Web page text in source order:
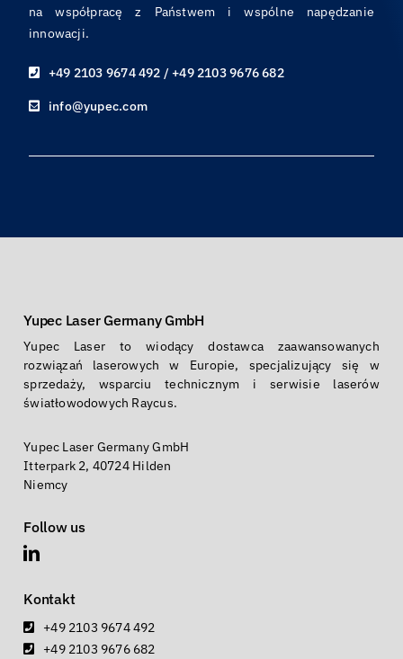
na współpracę z Państwem i wspólne napędzanie
innowacji.
+49 2103 9674 492 / +49 2103 9676 682
info@yupec.com
Yupec Laser Germany GmbH
Yupec Laser to wiodący dostawca zaawansowanych
rozwiązań laserowych w Europie, specjalizujący się w
sprzedaży, wsparciu technicznym i serwisie laserów
światłowodowych Raycus.
Yupec Laser Germany GmbH
Itterpark 2, 40724 Hilden
Niemcy
Follow us
Kontakt
+49 2103 9674 492
+49 2103 9676 682